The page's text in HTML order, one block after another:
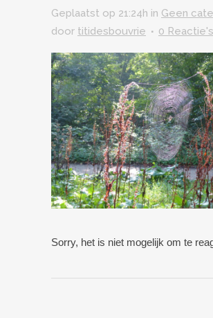
Geplaatst op 21:24h in Geen
door titidesbouvrie 0 Reactie's
Sorry, het is niet mogelijk om te